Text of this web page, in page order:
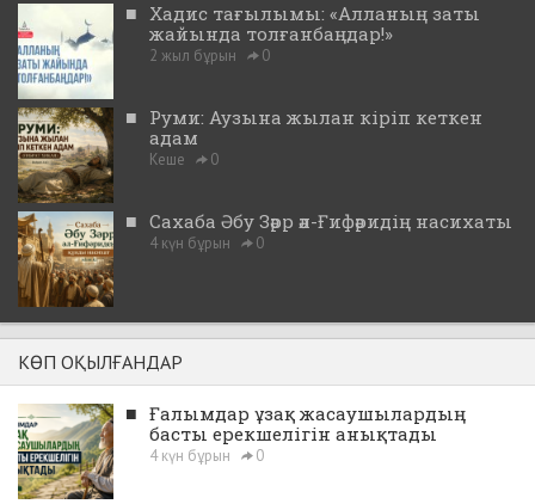
■ Хадис тағылымы: «Алланың заты
жайында толғанбаңдар!»
2 жыл бұрын 0
■ Руми: Аузына жылан кіріп кеткен
адам
Кеше 0
■ Сахаба Әбу Зәрр әл-Ғифәридің насихаты
4 күн бұрын 0
КӨП ОҚЫЛҒАНДАР
■ Ғалымдар ұзақ жасаушылардың
басты ерекшелігін анықтады
4 күн бұрын 0